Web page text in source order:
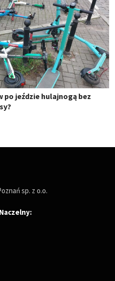
jeździe hulajnogą bez
sp. z o.o.
: